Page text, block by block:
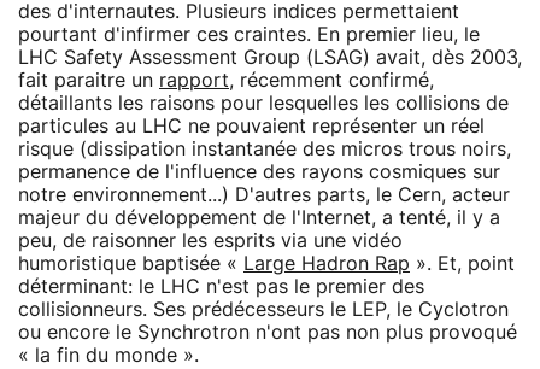
des d'internautes. Plusieurs indices permettaient
pourtant d'infirmer ces craintes. En premier lieu, le
LHC Safety Assessment Group (LSAG) avait, dès 2003,
fait paraitre un rapport, récemment confirmé,
détaillants les raisons pour lesquelles les collisions de
particules au LHC ne pouvaient représenter un réel
risque (dissipation instantanée des micros trous noirs,
permanence de l'influence des rayons cosmiques sur
notre environnement...) D'autres parts, le Cern, acteur
majeur du développement de l'Internet, a tenté, il y a
peu, de raisonner les esprits via une vidéo
humoristique baptisée « Large Hadron Rap ». Et, point
déterminant: le LHC n'est pas le premier des
collisionneurs. Ses prédécesseurs le LEP, le Cyclotron
ou encore le Synchrotron n'ont pas non plus provoqué
« la fin du monde ».